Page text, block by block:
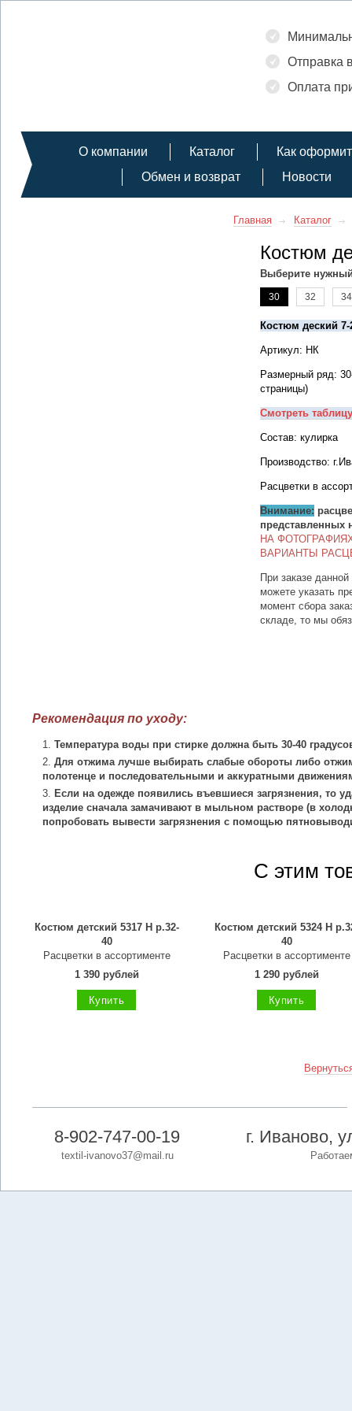
Отправка
Оплата
О компании Каталог
Как
Обмен и возврат
Новости
Главная Каталог
Костюм
Выберите
30 32 34
Костюм деский 7-
Артикул: НК
Размерный ряд:
страницы)
Смотреть
Состав: кулирка
Производство:
Расцветки в
Внимание:
представленных
НА
ВАРИАНТЫ
При заказе
можете указать
момент сбора
складе, то мы
Рекомендация по уходу:
Температура воды при стирке должна быть 30-40
Для отжима лучше выбирать слабые обороты либо
полотенце и последовательными и аккуратными
Если на одежде появились въевшиеся загрязнения, то
изделие сначала замачивают в мыльном растворе (в
попробовать вывести загрязнения с помощью
С этим
Костюм детский 5317 Н р.32-
40
Расцветки в ассортименте
1 390 рублей
Купить
Костюм детский 5324 Н
40
Расцветки в ассортименте
1 290 рублей
Купить
8-902-747-00-19
textil-ivanovo37@mail.ru
г. Иваново,